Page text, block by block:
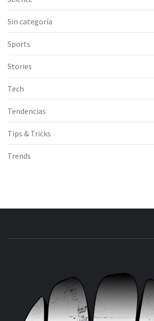
Sin categoría
Sports
Stories
Tech
Tendencias
Tips & Tricks
Trends